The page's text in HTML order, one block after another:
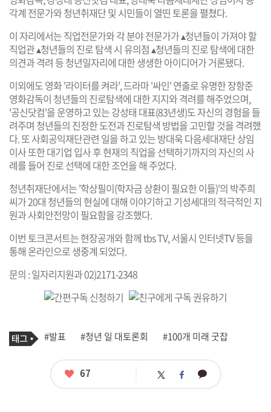
각계 전문가와 청년취재단 및 시민들이 열띤 토론을 펼쳤다.
이 자리에서는 직업전문가와 각 분야 전문가가 ▴청년들이 가져야 할
직업관 ▴청년들의 진로 탐색 시 유의점 ▴청년들의 진로 탐색에 대한
의견과 격려 등 청년일자리에 대한 생생한 아이디어가 거론됐다.
이외에도 영화 '라이터를 켜라', 드라마 '싸인' 연출로 유명한 장항준
영화감독이 청년들의 진로탐색에 대한 지지와 격려를 해주었으며,
'공신닷컴'을 운영하고 있는 강성태 대표(83년생)도 자신의 경험을 들
려주며 청년들의 진정한 도전과 진로탐색 방법을 고민할 것을 격려했
다. 또 사회공익재단관련 일을 하고 있는 방대욱 다음세대재단 상임
이사 또한 대기업 입사 후 현재의 직업을 선택하기까지의 자신의 사
례를 들어 진로 선택에 대한 조언을 해 주었다.
청년취재단에서는 '학상필이(학자금 상환이 필요한 이들)'의 박주희
씨가 20대 청년들의 현실에 대해 이야기하고 기성세대의 적극적인 지
원과 사회안전망이 필요함을 강조했다.
이번 토크콘서트는 현장공개와 함께 tbs TV, 서울시 인터넷TV 등을
통해 온라인으로 생중계 되었다.
문의 : 일자리지원과 02)2171-2348
기
사
태
그
#발표 #청년 일 대토론회 #100개 미래 굿잡
좋
67 트 페 카